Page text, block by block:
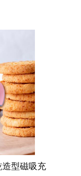
型磁吸充